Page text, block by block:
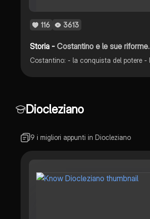
116 3613
Storia -Costantino e le sue riforme.
Diocleziano
9 i migliori appunti in Diocleziano